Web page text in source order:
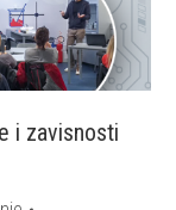
i zavisnosti